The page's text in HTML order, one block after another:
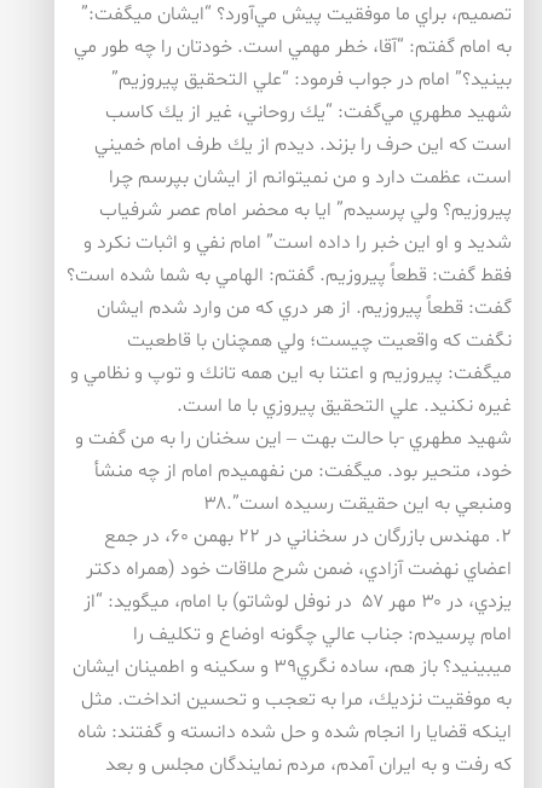
تصميم، براي ما موفقيت پيش مي‌آورد؟ “ايشان ميگفت:”
به امام گفتم: “آقا، خطر مهمي است. خودتان را چه طور مي
بينيد؟” امام در جواب فرمود: “علي التحقيق پيروزيم”
شهيد مطهري مي‌گفت: “يك روحاني، غير از يك كاسب
است كه اين حرف را بزند. ديدم از يك طرف امام خميني
است، عظمت دارد و من نميتوانم از ايشان بپرسم چرا
پيروزيم؟ ولي پرسيدم” ايا به محضر امام عصر شرفياب
شديد و او اين خبر را داده است” امام نفي و اثبات نكرد و
فقط گفت: قطعاً پيروزيم. گفتم: الهامي به شما شده است؟
گفت: قطعاً پيروزيم. از هر دري كه من وارد شدم ايشان
نگفت كه واقعيت چيست؛ ولي همچنان با قاطعيت
ميگفت: پيروزيم و اعتنا به اين همه تانك و توپ و نظامي و
غيره نكنيد. علي التحقيق پيروزي با ما است.
شهيد مطهري -با حالت بهت – اين سخنان را به من گفت و
خود، متحير بود. ميگفت: من نفهميدم امام از چه منشأ
ومنبعي به اين حقيقت رسيده است”.۳۸
۲. مهندس بازرگان در سخناني در ۲۲ بهمن ۶۰، در جمع
اعضاي نهضت آزادي، ضمن شرح ملاقات خود (همراه دكتر
يزدي، در ۳۰ مهر ۵۷ در نوفل لوشاتو) با امام، ميگويد: “از
امام پرسيدم: جناب عالي چگونه اوضاع و تكليف را
ميبينيد؟ باز هم، ساده نگري۳۹ و سكينه و اطمينان ايشان
به موفقيت نزديك، مرا به تعجب و تحسين انداخت. مثل
اينكه قضايا را انجام شده و حل شده دانسته و گفتند: شاه
كه رفت و به ايران آمدم، مردم نمايندگان مجلس و بعد